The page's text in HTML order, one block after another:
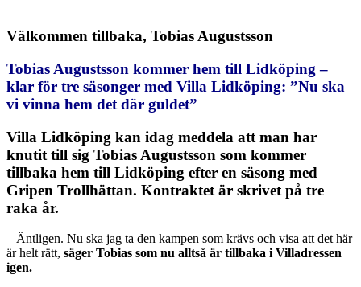
Välkommen tillbaka, Tobias Augustsson
Tobias Augustsson kommer hem till Lidköping –
klar för tre säsonger med Villa Lidköping: ”Nu ska
vi vinna hem det där guldet”
Villa Lidköping kan idag meddela att man har
knutit till sig Tobias Augustsson som kommer
tillbaka hem till Lidköping efter en säsong med
Gripen Trollhättan. Kontraktet är skrivet på tre
raka år.
– Äntligen. Nu ska jag ta den kampen som krävs och visa att det här
är helt rätt, säger Tobias som nu alltså är tillbaka i Villadressen
igen.